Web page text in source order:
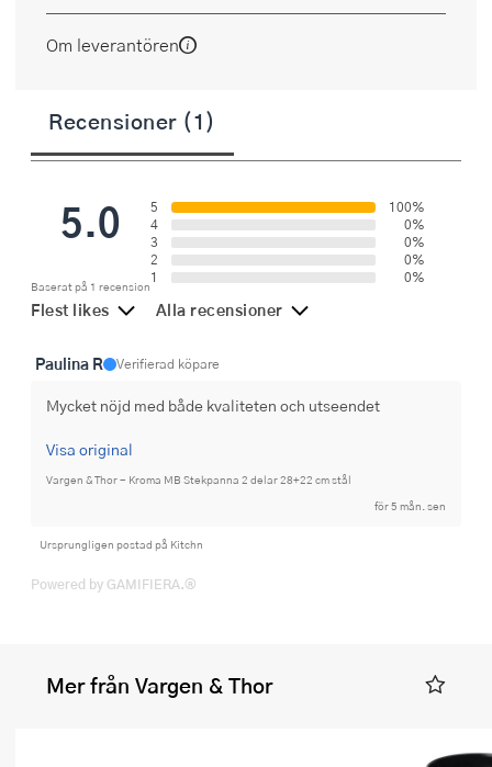
Om leverantören
Recensioner (1)
5.0
Baserat på 1 recension
5
100%
4
0%
3
0%
2
0%
1
0%
Flest likes Alla recensioner
Paulina R Verifierad köpare
Mycket nöjd med både kvaliteten och utseendet
Visa original
Vargen & Thor - Kroma MB Stekpanna 2 delar 28+22 cm stål
för 5 mån. sen
Ursprungligen postad på Kitchn
Powered by GAMIFIERA.®
Mer från Vargen & Thor